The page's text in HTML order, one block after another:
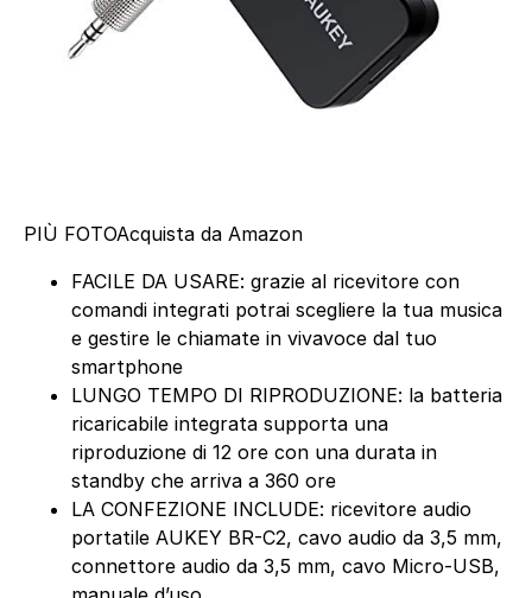
PIÙ FOTOAcquista da Amazon
FACILE DA USARE: grazie al ricevitore con
comandi integrati potrai scegliere la tua musica
e gestire le chiamate in vivavoce dal tuo
smartphone
LUNGO TEMPO DI RIPRODUZIONE: la batteria
ricaricabile integrata supporta una
riproduzione di 12 ore con una durata in
standby che arriva a 360 ore
LA CONFEZIONE INCLUDE: ricevitore audio
portatile AUKEY BR-C2, cavo audio da 3,5 mm,
connettore audio da 3,5 mm, cavo Micro-USB,